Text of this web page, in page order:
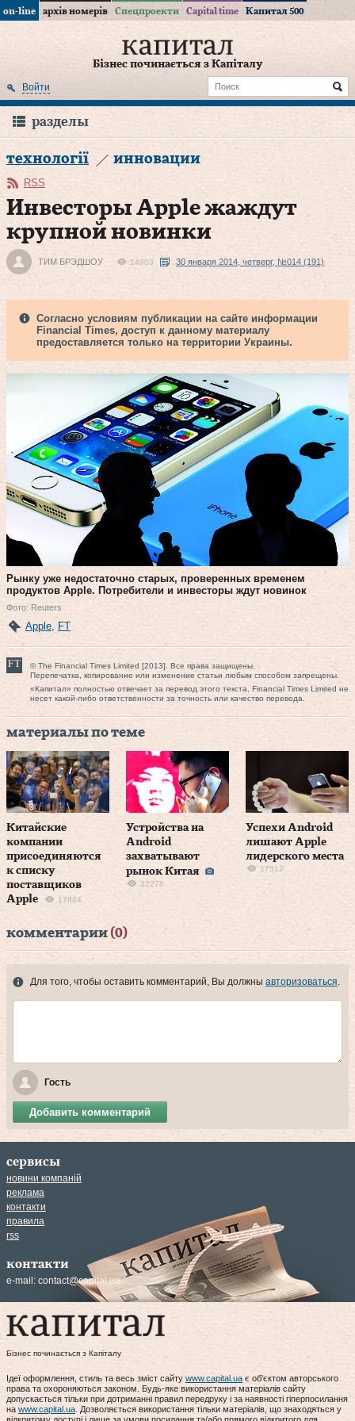
on-line архів номерів Спецпроекти Capital time Капитал 500
Бізнес починається з Капіталу
Войти
разделы
технології инновации
RSS
Инвесторы Apple жаждут
крупной новинки
ТИМ БРЭДШОУ 14903 30 января 2014, четверг, №014 (191)
Согласно условиям публикации на сайте информации
Financial Times, доступ к данному материалу
предоставляется только на территории Украины.
Рынку уже недостаточно старых, проверенных временем
продуктов Apple. Потребители и инвесторы ждут новинок
Фото: Reuters
Apple, FT
© The Financial Times Limited [2013]. Все права защищены.
Перепечатка, копирование или изменение статьи любым способом запрещены.
«Капитал» полностью отвечает за перевод этого текста, Financial Times Limited не
несет какой-либо ответственности за точность или качество перевода.
материалы по теме
Китайские
компании
присоединяются
к списку
поставщиков
Apple
17844
Устройства на
Android
захватывают
рынок Китая
32278
Успехи Android
лишают Apple
лидерского места
17512
комментарии (0)
Для того, чтобы оставить комментарий, Вы должны авторизоваться
Гость
Добавить комментарий
сервисы
новини компаній
реклама
контакти
правила
rss
контакти
e-mail: contact@capital.ua
Бізнес починається з Капіталу
Ідеї оформлення, стиль та весь зміст сайту www.capital.ua є об'єктом авторського
права та охороняються законом. Будь-яке використання матеріалів сайту
допускається тільки при дотриманні правил передруку і за наявності гіперпосилання
на www.capital.ua . Дозволяється використання тільки матеріалів, що знаходяться у